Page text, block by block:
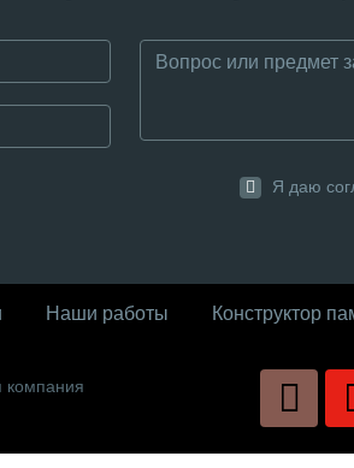
Я даю
Наши работы Конструктор
компания